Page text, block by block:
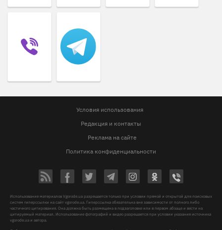
Условия использования
Редакция и контакты
Реклама на сайте
Политика конфиденциальности
Использование материалов Vgorode.ua разрешается только при условии прямой и открытой для поисковых
систем гиперссылки на сайт vgorode.ua. Гиперссылка обязательна вне зависимости от полного либо
частичного цитирования. Она должна быть размещена в подзаголовке или в первом абзаце и вести на
цитируемый материал. Использование фотографий и видео разрешается при условии указания источника
vgorode.ua и автора.